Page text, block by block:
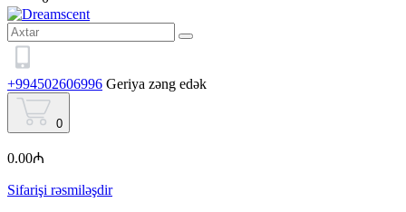
+994502606996 Geriya zəng edək
0
0.00₼
Sifarişi rəsmiləşdir